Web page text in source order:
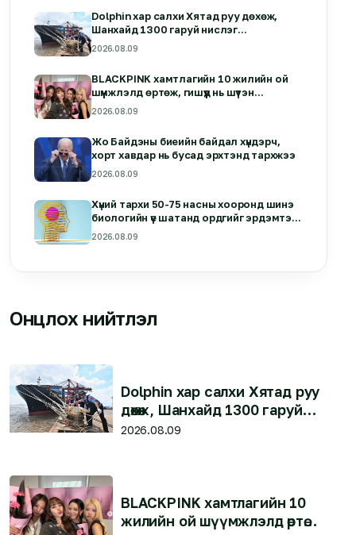
Dolphin хар салхи Хятад руу дөхөж,
Шанхайд 1300 гаруй нислэг
цуцлагдлаа
2026.08.09
BLACKPINK хамтлагийн 10 жилийн ой
шүүмжлэлд өртөж, гишүүд нь шүтэн
бишрэгчдээсээ уучлалт гуйжээ
2026.08.09
Жо Байдэны биеийн байдал хүндэрч,
хорт хавдар нь бусад эрхтэнд тархжээ
2026.08.09
Хүний тархи 50-75 насны хооронд шинэ
биологийн үе шатанд ордгийг эрдэмтэд
илрүүлжээ
2026.08.09
Онцлох нийтлэл
Dolphin хар салхи Хятад руу
дөхөж, Шанхайд 1300 гаруй
нислэг цуцлагдлаа
2026.08.09
BLACKPINK хамтлагийн 10
жилийн ой шүүмжлэлд өртөж,